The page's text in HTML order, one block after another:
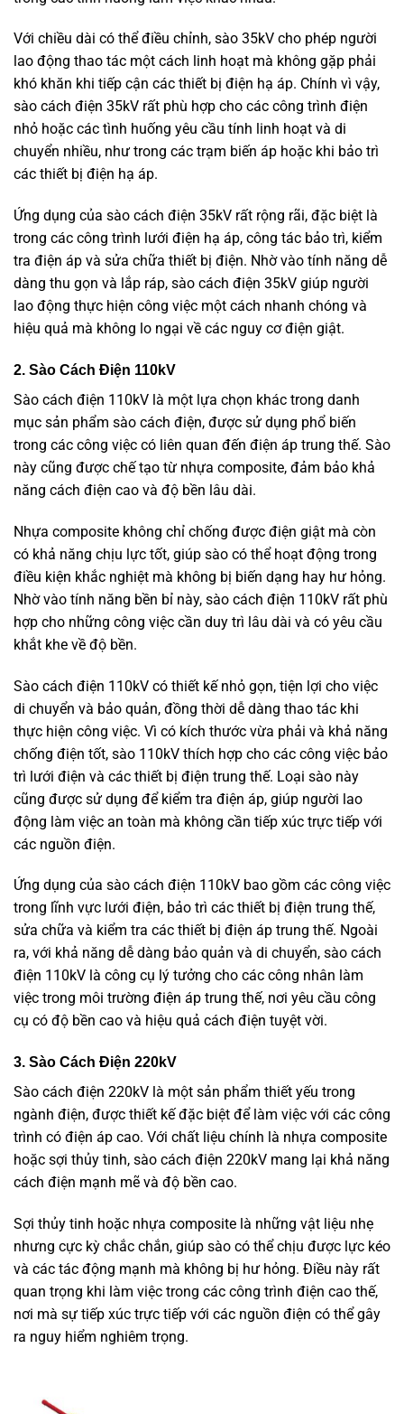
Với chiều dài có thể điều chỉnh, sào 35kV cho phép người
lao động thao tác một cách linh hoạt mà không gặp phải
khó khăn khi tiếp cận các thiết bị điện hạ áp. Chính vì vậy,
sào cách điện 35kV rất phù hợp cho các công trình điện
nhỏ hoặc các tình huống yêu cầu tính linh hoạt và di
chuyển nhiều, như trong các trạm biến áp hoặc khi bảo trì
các thiết bị điện hạ áp.
Ứng dụng của sào cách điện 35kV rất rộng rãi, đặc biệt là
trong các công trình lưới điện hạ áp, công tác bảo trì, kiểm
tra điện áp và sửa chữa thiết bị điện. Nhờ vào tính năng dễ
dàng thu gọn và lắp ráp, sào cách điện 35kV giúp người
lao động thực hiện công việc một cách nhanh chóng và
hiệu quả mà không lo ngại về các nguy cơ điện giật.
2. Sào Cách Điện 110kV
Sào cách điện 110kV là một lựa chọn khác trong danh
mục sản phẩm sào cách điện, được sử dụng phổ biến
trong các công việc có liên quan đến điện áp trung thế. Sào
này cũng được chế tạo từ nhựa composite, đảm bảo khả
năng cách điện cao và độ bền lâu dài.
Nhựa composite không chỉ chống được điện giật mà còn
có khả năng chịu lực tốt, giúp sào có thể hoạt động trong
điều kiện khắc nghiệt mà không bị biến dạng hay hư hỏng.
Nhờ vào tính năng bền bỉ này, sào cách điện 110kV rất phù
hợp cho những công việc cần duy trì lâu dài và có yêu cầu
khắt khe về độ bền.
Sào cách điện 110kV có thiết kế nhỏ gọn, tiện lợi cho việc
di chuyển và bảo quản, đồng thời dễ dàng thao tác khi
thực hiện công việc. Vì có kích thước vừa phải và khả năng
chống điện tốt, sào 110kV thích hợp cho các công việc bảo
trì lưới điện và các thiết bị điện trung thế. Loại sào này
cũng được sử dụng để kiểm tra điện áp, giúp người lao
động làm việc an toàn mà không cần tiếp xúc trực tiếp với
các nguồn điện.
Ứng dụng của sào cách điện 110kV bao gồm các công việc
trong lĩnh vực lưới điện, bảo trì các thiết bị điện trung thế,
sửa chữa và kiểm tra các thiết bị điện áp trung thế. Ngoài
ra, với khả năng dễ dàng bảo quản và di chuyển, sào cách
điện 110kV là công cụ lý tưởng cho các công nhân làm
việc trong môi trường điện áp trung thế, nơi yêu cầu công
cụ có độ bền cao và hiệu quả cách điện tuyệt vời.
3. Sào Cách Điện 220kV
Sào cách điện 220kV là một sản phẩm thiết yếu trong
ngành điện, được thiết kế đặc biệt để làm việc với các công
trình có điện áp cao. Với chất liệu chính là nhựa composite
hoặc sợi thủy tinh, sào cách điện 220kV mang lại khả năng
cách điện mạnh mẽ và độ bền cao.
Sợi thủy tinh hoặc nhựa composite là những vật liệu nhẹ
nhưng cực kỳ chắc chắn, giúp sào có thể chịu được lực kéo
và các tác động mạnh mà không bị hư hỏng. Điều này rất
quan trọng khi làm việc trong các công trình điện cao thế,
nơi mà sự tiếp xúc trực tiếp với các nguồn điện có thể gây
ra nguy hiểm nghiêm trọng.